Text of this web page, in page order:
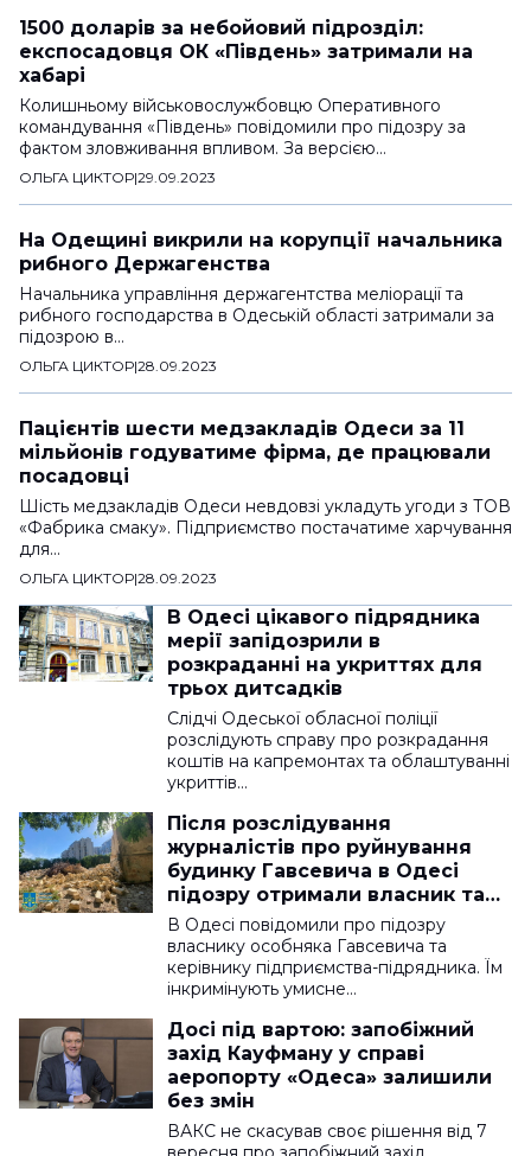
1500 доларів за небойовий підрозділ:
експосадовця ОК «Південь» затримали на
хабарі
Колишньому військовослужбовцю Оперативного
командування «Південь» повідомили про підозру за
фактом зловживання впливом. За версією…
ОЛЬГА ЦИКТОР|29.09.2023
На Одещині викрили на корупції начальника
рибного Держагенства
Начальника управління держагентства меліорації та
рибного господарства в Одеській області затримали за
підозрою в…
ОЛЬГА ЦИКТОР|28.09.2023
Пацієнтів шести медзакладів Одеси за 11
мільйонів годуватиме фірма, де працювали
посадовці
Шість медзакладів Одеси невдовзі укладуть угоди з ТОВ
«Фабрика смаку». Підприємство постачатиме харчування
для…
ОЛЬГА ЦИКТОР|28.09.2023
В Одесі цікавого підрядника
мерії запідозрили в
розкраданні на укриттях для
трьох дитсадків
Слідчі Одеської обласної поліції
розслідують справу про розкрадання
коштів на капремонтах та облаштуванні
укриттів…
Після розслідування
журналістів про руйнування
будинку Гавсевича в Одесі
підозру отримали власник та
підрядник
В Одесі повідомили про підозру
власнику особняка Гавсевича та
керівнику підприємства-підрядника. Їм
інкримінують умисне…
Досі під вартою: запобіжний
захід Кауфману у справі
аеропорту «Одеса» залишили
без змін
ВАКС не скасував своє рішення від 7